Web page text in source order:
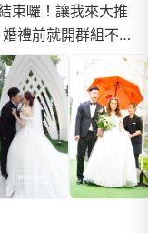
束囉！讓我來大推
禮前就開群組不斷
要求，她們都馬上
順暢不出錯！1，
，幫大家打傘，會